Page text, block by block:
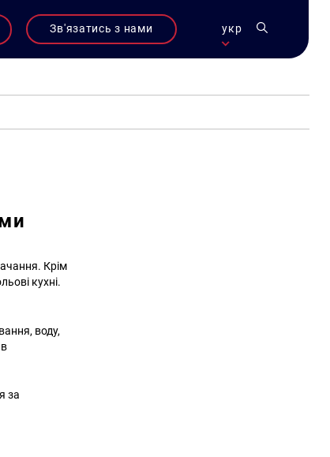
Зв'язатись з нами укр
Крім
кухні.
воду,
за